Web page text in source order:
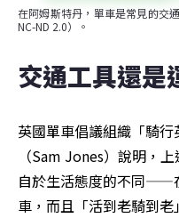
在阿姆斯特丹，單車是常見的交
NC-ND 2.0）。
交通工具還是
英國單車倡議組織「騎
（Sam Jones）說明，
自於生活態度的不同——
車，而且「活到老騎到老